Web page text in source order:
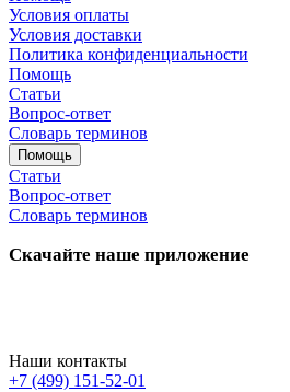
Условия оплаты
Условия доставки
Политика конфиденциальности
Помощь
Статьи
Вопрос-ответ
Словарь терминов
Помощь
Статьи
Вопрос-ответ
Словарь терминов
Скачайте наше приложение
Наши контакты
+7 (499) 151-52-01